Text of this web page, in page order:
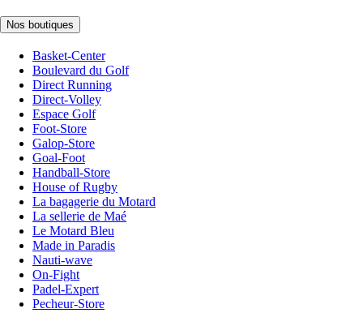
Nos boutiques
Basket-Center
Boulevard du Golf
Direct Running
Direct-Volley
Espace Golf
Foot-Store
Galop-Store
Goal-Foot
Handball-Store
House of Rugby
La bagagerie du Motard
La sellerie de Maé
Le Motard Bleu
Made in Paradis
Nauti-wave
On-Fight
Padel-Expert
Pecheur-Store